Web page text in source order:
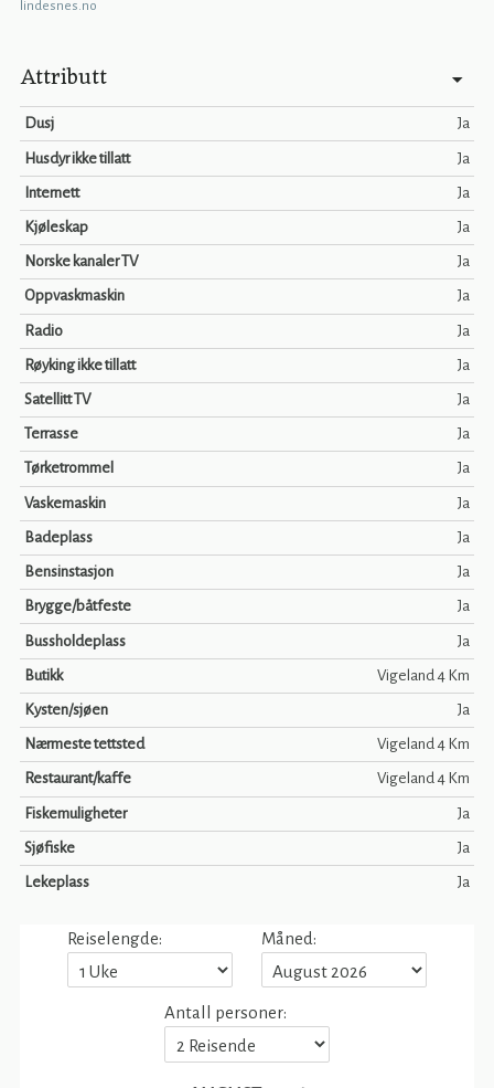
lindesnes.no
Attributt
Dusj Ja
Husdyr ikke tillatt Ja
Internett Ja
Kjøleskap Ja
Norske kanaler TV Ja
Oppvaskmaskin Ja
Radio Ja
Røyking ikke tillatt Ja
Satellitt TV Ja
Terrasse Ja
Tørketrommel Ja
Vaskemaskin Ja
Badeplass Ja
Bensinstasjon Ja
Brygge/båtfeste Ja
Bussholdeplass Ja
Butikk Vigeland 4 Km
Kysten/sjøen Ja
Nærmeste tettsted Vigeland 4 Km
Restaurant/kaffe Vigeland 4 Km
Fiskemuligheter Ja
Sjøfiske Ja
Lekeplass Ja